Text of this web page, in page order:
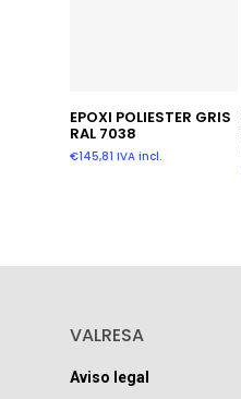
Leer Más
EPOXI POLIESTER GRIS
RAL 7038
€145,81 IVA incl.
VALRESA
Aviso legal